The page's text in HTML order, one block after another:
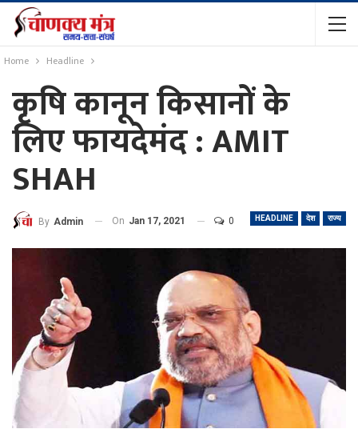
Home Headline
कृषि कानून किसानों के
लिए फायदेमंद : AMIT
SHAH
HEADLINE देश राज्य
By Admin On Jan 17, 2021 0